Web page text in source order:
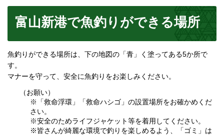
富山新港で魚釣りができる場所
魚釣りができる場所は、下の地図の「青」く塗ってある5か所で
す。
マナーを守って、安全に魚釣りをお楽しみください。
（お願い）
※「救命浮環」「救命ハシゴ」の設置場所をお確かめくだ
さい。
※安全のためライフジャケット等を着用してください。
※皆さんが綺麗な環境で釣りを楽しめるよう、「ゴミ」は